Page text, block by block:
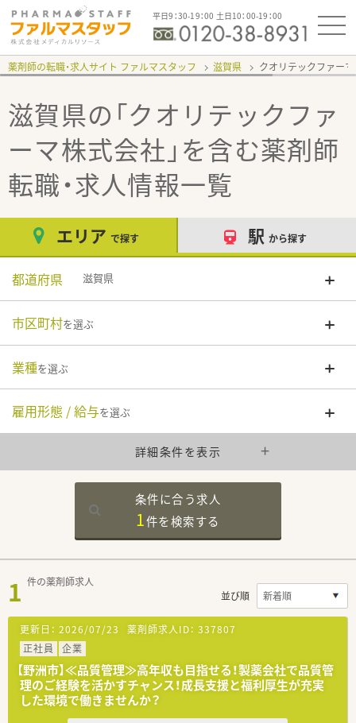
平日9：30-19：00 土日10：00-19：00
薬剤師の転職・求人サイト ファルマスタッフ 滋賀県 クオリテックファー
滋賀県の「クオリテックファ
ーマ株式会社」 を含む薬剤師
転職・求人情報一覧
エリア で探す 駅 から探す
都道府県 滋賀県
市区町村を選ぶ
業種を選ぶ
雇用形態 / 給与を選ぶ
詳細条件を表示
条件に合う求人
1件を検索する
1 件の薬剤師求人
並び順
更新日： 2026/07/23 薬剤師求人ID： 337807
正社員
企業
【野洲市】≪品質管理≫高年収も目指せる！製薬会社で品質管
理のご経験を活かすチャンス！成長支援と福利厚生が充実
した環境で働きませんか？